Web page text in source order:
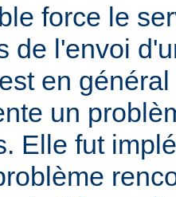
force le
de l'envoi
en
un
Elle fut